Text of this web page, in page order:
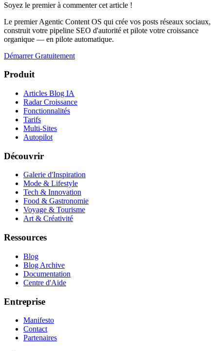
Soyez le premier à commenter cet article !
Le premier Agentic Content OS qui crée vos posts réseaux sociaux,
construit votre pipeline SEO d'autorité et pilote votre croissance
organique — en pilote automatique.
Démarrer Gratuitement
Produit
Articles Blog IA
Radar Croissance
Fonctionnalités
Tarifs
Multi-Sites
Autopilot
Découvrir
Galerie d'Inspiration
Mode & Lifestyle
Tech & Innovation
Food & Gastronomie
Voyage & Tourisme
Art & Créativité
Ressources
Blog
Blog Archive
Documentation
Centre d'Aide
Entreprise
Manifesto
Contact
Partenaires